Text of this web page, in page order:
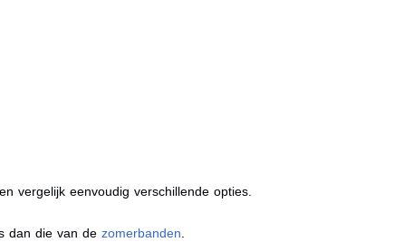
vergelijk eenvoudig verschillende opties.
dan die van dezomerbanden